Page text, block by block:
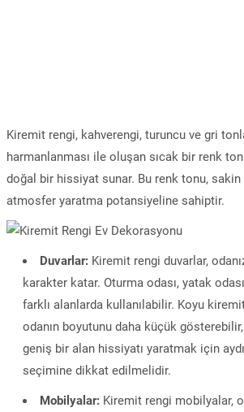
Kiremit rengi, kahverengi, turuncu ve gri
harmanlanması ile oluşan sıcak bir renk
doğal bir hissiyat sunar. Bu renk tonu, sakin
atmosfer yaratma potansiyeline sahiptir.
Duvarlar: Kiremit rengi duvarlar,
karakter katar. Oturma odası, yatak
farklı alanlarda kullanılabilir. Koyu
odanın boyutunu daha küçük
geniş bir alan hissiyatı yaratmak için
seçimine dikkat edilmelidir.
Mobilyalar: Kiremit rengi mobilyalar,